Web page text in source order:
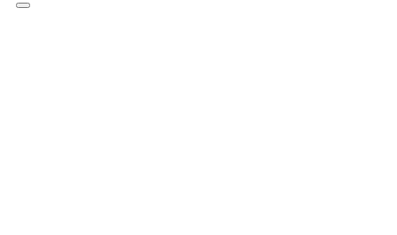
Hamburger Toggle Menu